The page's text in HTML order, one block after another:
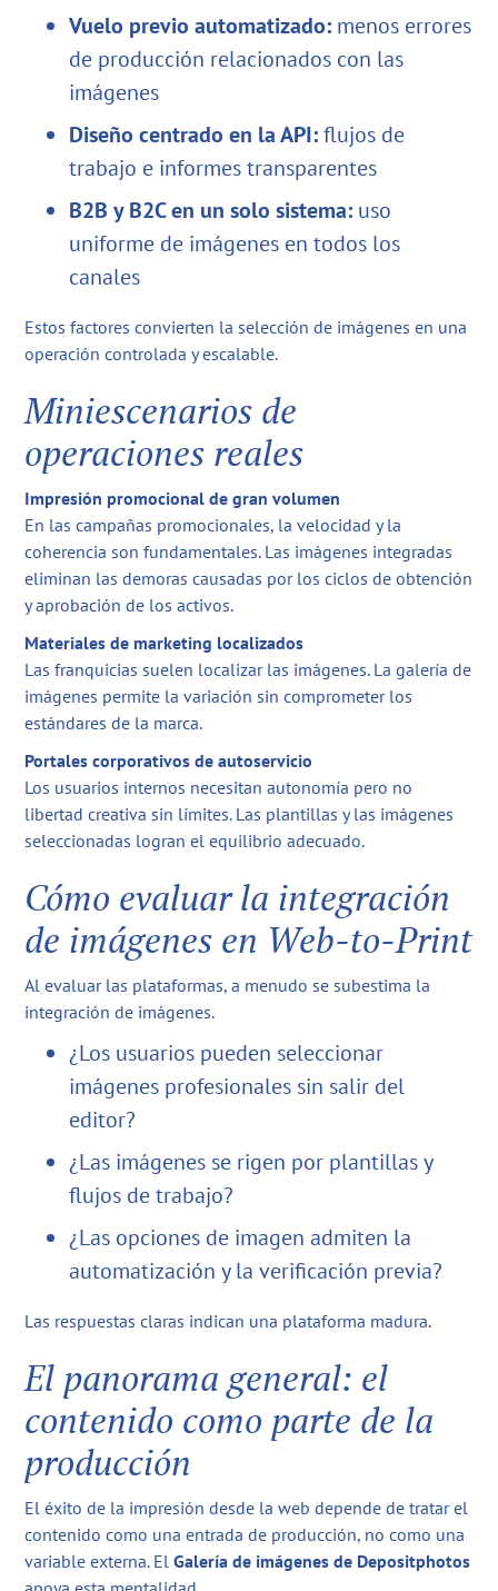
Vuelo previo automatizado: menos errores
de producción relacionados con las
imágenes
Diseño centrado en la API:flujos de
trabajo e informes transparentes
B2B y B2C en un solo sistema: uso
uniforme de imágenes en todos los
canales
Estos factores convierten la selección de imágenes en una
operación controlada y escalable.
Miniescenarios de
operaciones reales
Impresión promocional de gran volumen
En las campañas promocionales, la velocidad y la
coherencia son fundamentales. Las imágenes integradas
eliminan las demoras causadas por los ciclos de obtención
y aprobación de los activos.
Materiales de marketing localizados
Las franquicias suelen localizar las imágenes. La galería de
imágenes permite la variación sin comprometer los
estándares de la marca.
Portales corporativos de autoservicio
Los usuarios internos necesitan autonomía pero no
libertad creativa sin límites. Las plantillas y las imágenes
seleccionadas logran el equilibrio adecuado.
Cómo evaluar la integración
de imágenes en Web-to-Print
Al evaluar las plataformas, a menudo se subestima la
integración de imágenes.
¿Los usuarios pueden seleccionar
imágenes profesionales sin salir del
editor?
¿Las imágenes se rigen por plantillas y
flujos de trabajo?
¿Las opciones de imagen admiten la
automatización y la verificación previa?
Las respuestas claras indican una plataforma madura.
El panorama general: el
contenido como parte de la
producción
El éxito de la impresión desde la web depende de tratar el
contenido como una entrada de producción, no como una
variable externa. ElGalería de imágenes de Depositphotos